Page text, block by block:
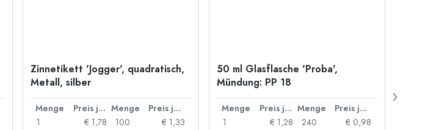
Zinnetikett 'Jogger', quadratisch,
Metall, silber
Menge Preis je Stück Menge
Preis je Stück
1
€ 1,78
100
€ 1,33
50 ml Glasflasche 'Proba',
Mündung: PP 18
Menge Preis je Stück Menge
Preis je Stück
1
€ 1,28
240
€ 0,98